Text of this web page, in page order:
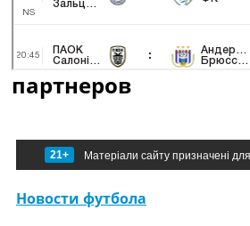
партнеров
21+ Матеріали сайту призначені
Новости футбола